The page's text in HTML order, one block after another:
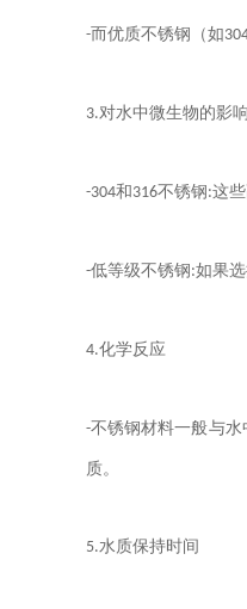
-而优质不锈钢（如
3.对水中微生物的影响
-304和 316不锈钢 :这
-低等级不锈钢 :如果
4.化学反应
-不锈钢材料一般与
质。
5.水质保持时间